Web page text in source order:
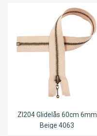
ZI204 Glidelås 60cm 6mm
Beige 4063